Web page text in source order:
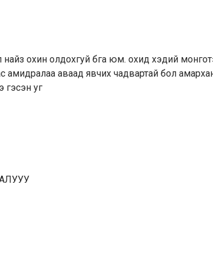
охин олдохгуй бга юм. охид хэдий
амидралаа аваад явчих чадвартай бол
гэсэн уг